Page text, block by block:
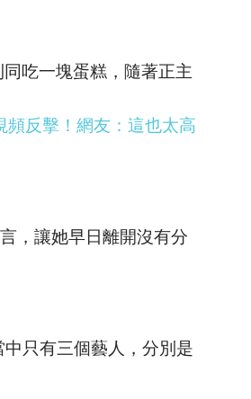
吃一塊蛋糕，隨著正主
反擊！網友：這也太高
，讓她早日離開沒有分
只有三個藝人，分別是